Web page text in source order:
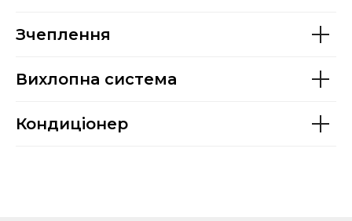
Зчеплення
Вихлопна система
Кондиціонер